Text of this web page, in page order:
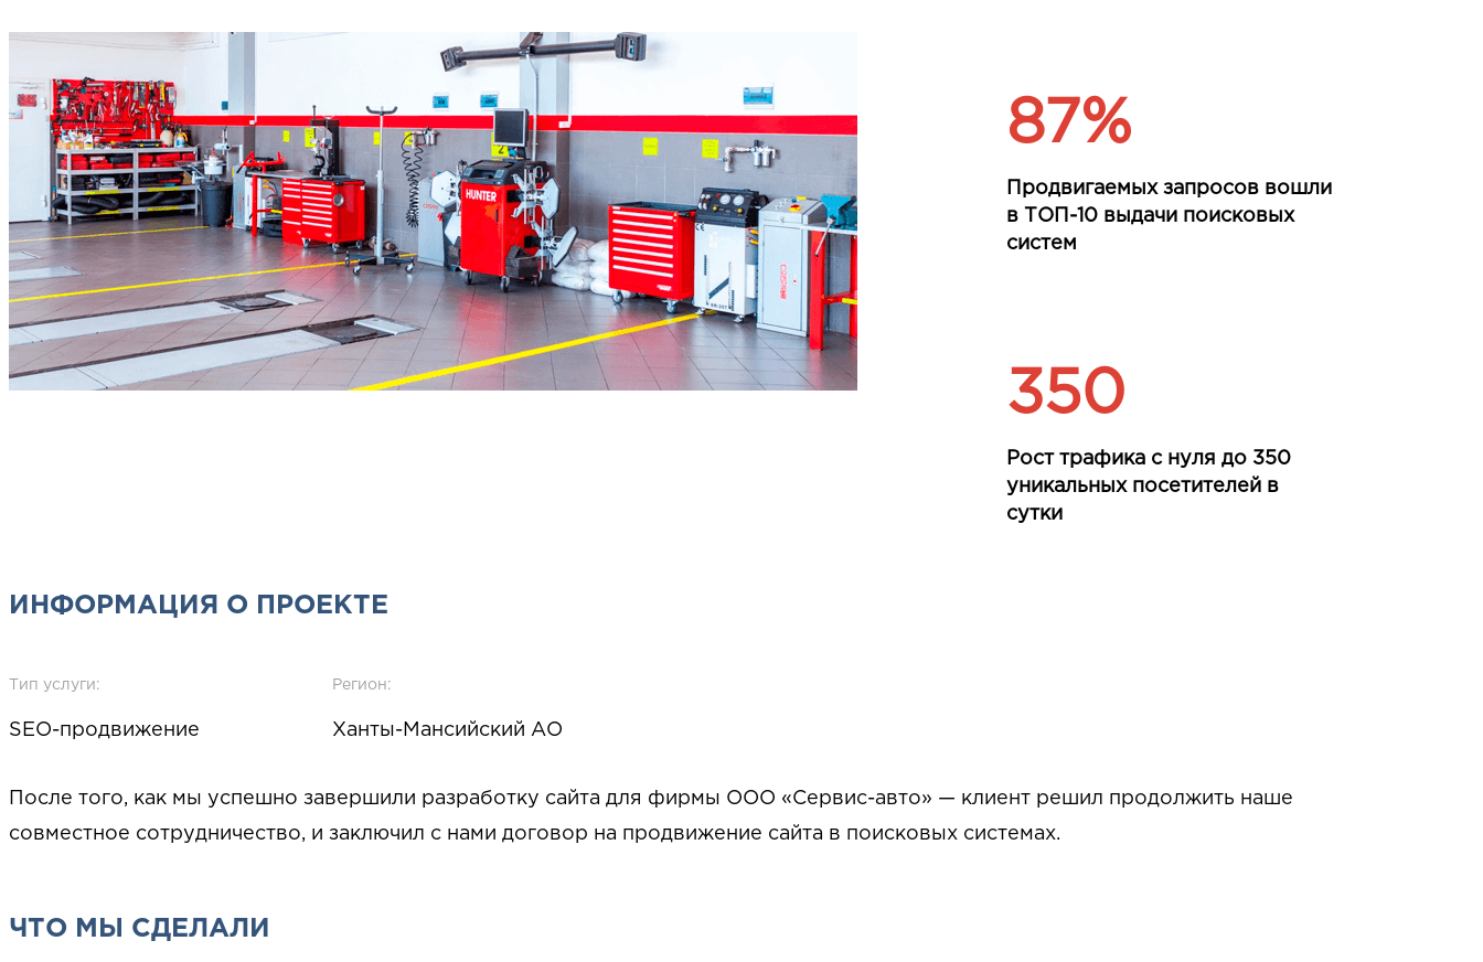
87%
Продвигаемых запросов вошли
в ТОП-10 выдачи поисковых
систем
350
Рост трафика с нуля до 350
уникальных посетителей в
сутки
ИНФОРМАЦИЯ О ПРОЕКТЕ
Тип услуги:
SEO-продвижение
Регион:
Ханты-Мансийский АО
После того, как мы успешно завершили разработку сайта для фирмы ООО «Сервис-авто» — клиент решил продолжить наше
совместное сотрудничество, и заключил с нами договор на продвижение сайта в поисковых системах.
ЧТО МЫ СДЕЛАЛИ